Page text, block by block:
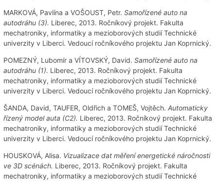
MARKOVÁ, Pavlína a VOŠOUST, Petr. Samořízené auto na
autodráhu (3). Liberec, 2013. Ročníkový projekt. Fakulta
mechatroniky, informatiky a mezioborových studií Technické
univerzity v Liberci. Vedoucí ročníkového projektu Jan Koprnický.
POMEZNÝ, Lubomír a VÍTOVSKÝ, David. Samořízené auto na
autodráhu (1). Liberec, 2013. Ročníkový projekt. Fakulta
mechatroniky, informatiky a mezioborových studií Technické
univerzity v Liberci. Vedoucí ročníkového projektu Jan Koprnický.
ŠANDA, David, TAUFER, Oldřich a TOMEŠ, Vojtěch. Automaticky
řízený model auta (C2). Liberec, 2013. Ročníkový projekt. Fakulta
mechatroniky, informatiky a mezioborových studií Technické
univerzity v Liberci. Vedoucí ročníkového projektu Jan Koprnický.
HOUSKOVÁ, Alisa. Vizualizace dat měření energetické náročnosti
ve 3D scénách. Liberec, 2013. Ročníkový projekt. Fakulta
mechatroniky, informatiky a mezioborových studií Technické